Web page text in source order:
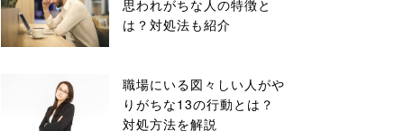
思われがちな人の特徴と
は？対処法も紹介
職場にいる図々しい人がや
りがちな13の行動とは？
対処方法を解説